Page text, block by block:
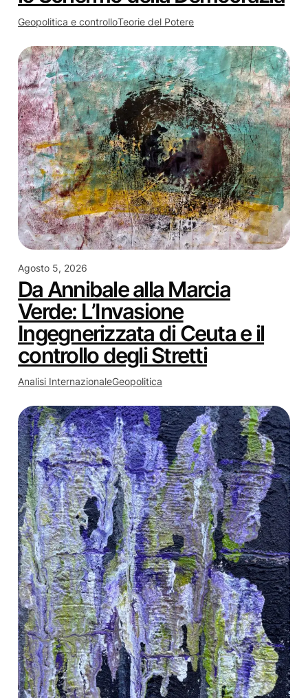
Geopolitica e controlloTeorie del Potere
Agosto 5, 2026
Da Annibale alla Marcia
Verde: L’Invasione
Ingegnerizzata di Ceuta e il
controllo degli Stretti
Analisi InternazionaleGeopolitica